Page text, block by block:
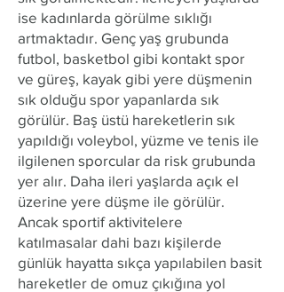
ise kadınlarda görülme sıklığı
artmaktadır. Genç yaş grubunda
futbol, basketbol gibi kontakt spor
ve güreş, kayak gibi yere düşmenin
sık olduğu spor yapanlarda sık
görülür. Baş üstü hareketlerin sık
yapıldığı voleybol, yüzme ve tenis ile
ilgilenen sporcular da risk grubunda
yer alır. Daha ileri yaşlarda açık el
üzerine yere düşme ile görülür.
Ancak sportif aktivitelere
katılmasalar dahi bazı kişilerde
günlük hayatta sıkça yapılabilen basit
hareketler de omuz çıkığına yol